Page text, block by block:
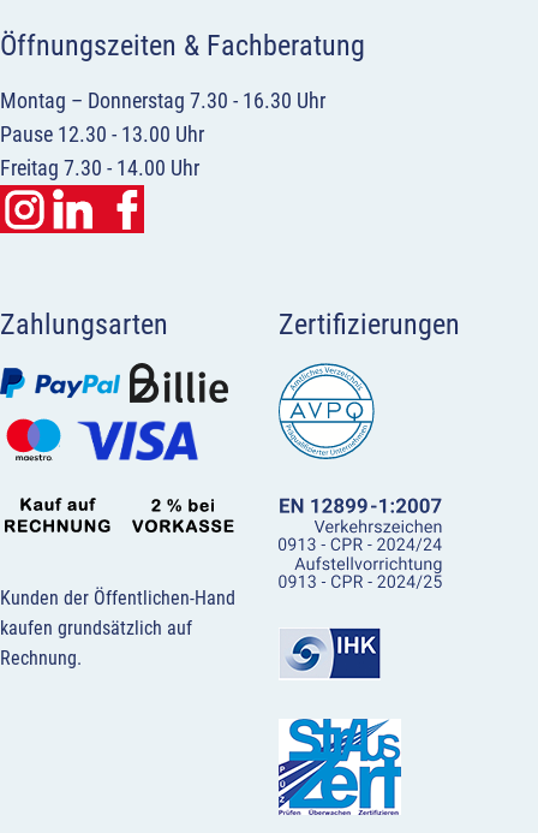
Öffnungszeiten & Fachberatung
Montag – Donnerstag 7.30 - 16.30 Uhr
Pause 12.30 - 13.00 Uhr
Freitag 7.30 - 14.00 Uhr
Zahlungsarten
Kunden der Öffentlichen-Hand
kaufen grundsätzlich auf
Rechnung.
Zertifizierungen